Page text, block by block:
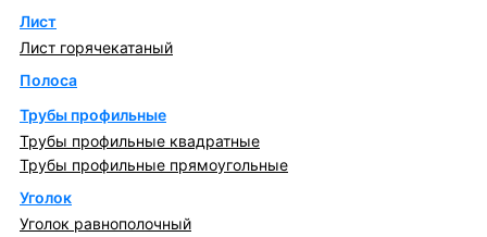
Лист
Лист горячекатаный
Полоса
Трубы профильные
Трубы профильные квадратные
Трубы профильные прямоугольные
Уголок
Уголок равнополочный